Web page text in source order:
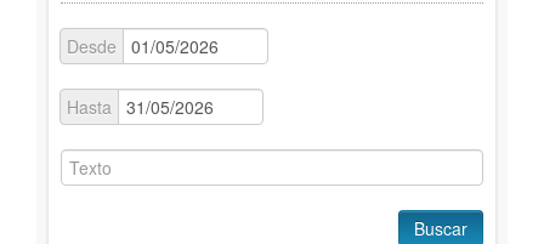
Desde
Hasta
Buscar